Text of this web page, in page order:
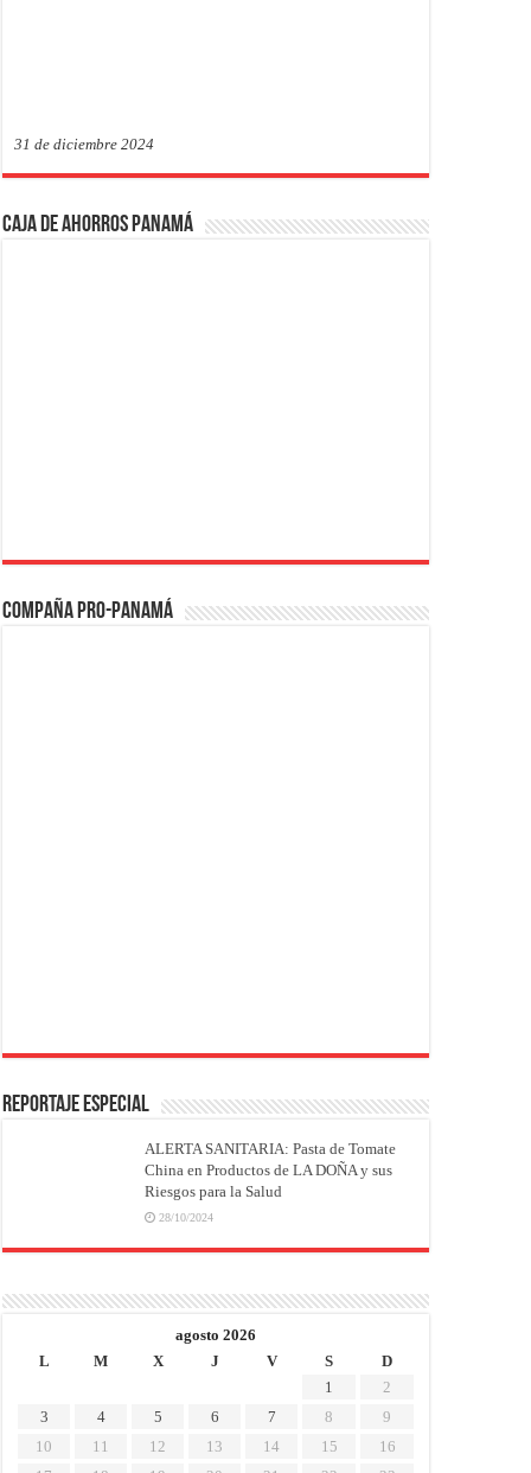
31 de diciembre 2024
Caja de Ahorros Panamá
Compaña PRO-Panamá
REPORTAJE ESPECIAL
ALERTA SANITARIA: Pasta de Tomate
China en Productos de LA DOÑA y sus
Riesgos para la Salud
28/10/2024
agosto 2026
L
M X J V S
D
1
2
3
4 5 6 7 8
9
10
11 12 13 14 15
16